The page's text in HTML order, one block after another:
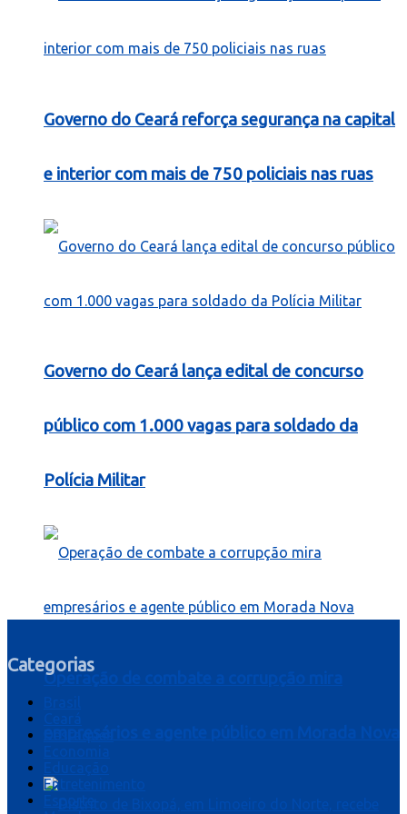
Governo do Ceará reforça segurança na capital
e interior com mais de 750 policiais nas ruas
Governo do Ceará lança edital de concurso
público com 1.000 vagas para soldado da
Polícia Militar
Operação de combate a corrupção mira
Categorias
Entretenimento